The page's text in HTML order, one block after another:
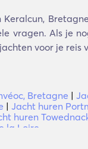
vragen. Als je
voor je reis
Bretagne |
| Jacht huren
huren
la Loire